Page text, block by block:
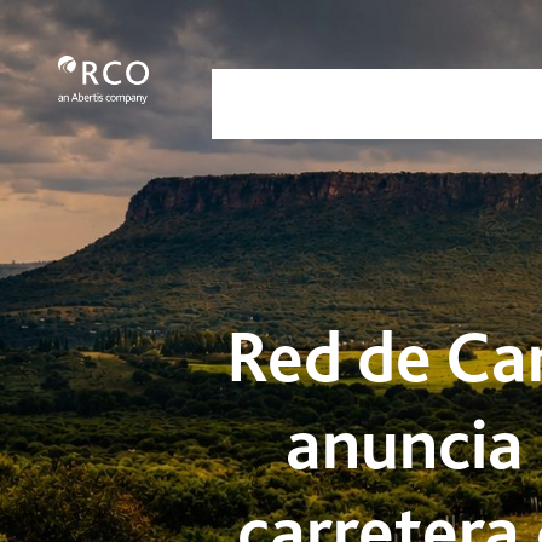
跳转到主内容
Red de Carreteras de Occidente
Red de